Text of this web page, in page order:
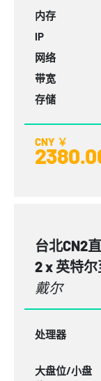
内存
IP
网络
带宽
存储
CNY ￥
台北CN2
2 x 英特尔
戴尔
处理器
大盘位/小盘